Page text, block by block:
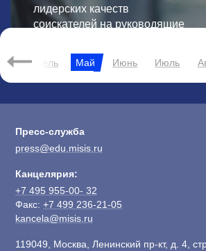
Апрель Май Июнь Июль
лидерских качеств
соискателей на руководящие
Пресс-служба
press@edu.misis.ru
Канцелярия:
+7 495 955-00- 32
Факс: +7 499 236-21-05
kancela@misis.ru
119049, Москва, Ленинский пр-кт, д. 4,